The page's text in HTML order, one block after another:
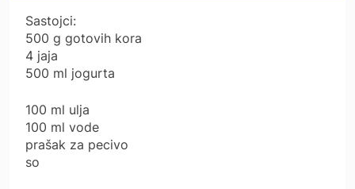
Sastojci:
500 g gotovih kora
4 jaja
500 ml jogurta
100 ml ulja
100 ml vode
prašak za pecivo
so